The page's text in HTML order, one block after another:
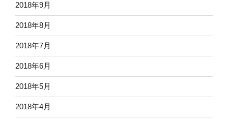
2018年9月
2018年8月
2018年7月
2018年6月
2018年5月
2018年4月